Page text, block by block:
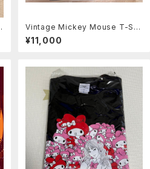
Vintage Mickey Mouse T-Shi
rt XL 美品
¥11,000